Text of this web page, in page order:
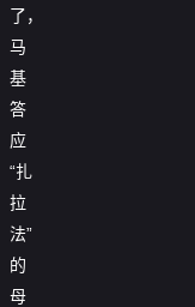
了，
马
基
答
应
“扎
拉
法”
的
母